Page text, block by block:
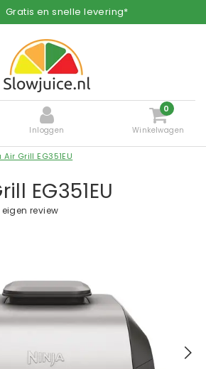
en snelle levering*
Inloggen
0
Winkelwagen
Air Grill EG351EU
EG351EU
review